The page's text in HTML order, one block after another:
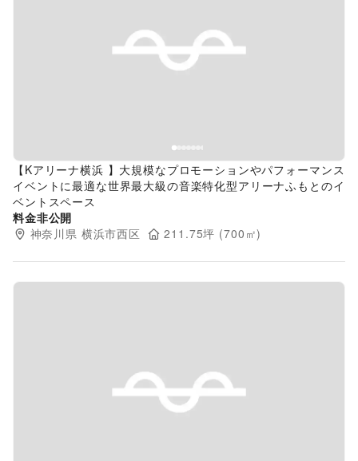
Previous slide
【Kアリーナ横浜 】大規模なプロモーションやパフォーマンス
イベントに最適な世界最大級の音楽特化型アリーナふもとのイ
ベントスペース
料金非公開
神奈川県 横浜市西区 211.75坪 (700 ㎡)
Previous slide